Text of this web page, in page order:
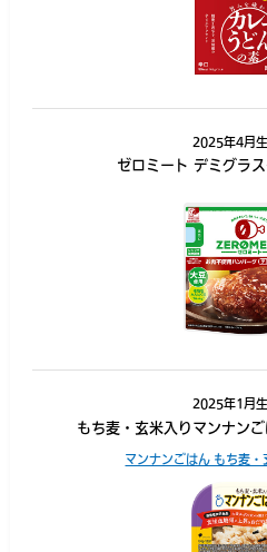
2025年4月
ゼロミート デミグラ
2025年1月
もち麦・玄米入りマンナン
マンナンごはん もち麦